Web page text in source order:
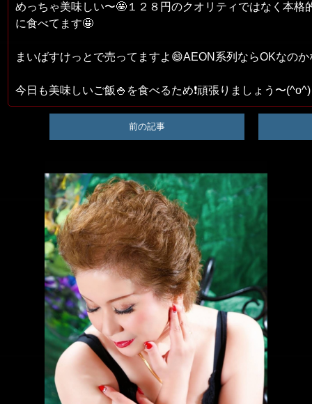
めっちゃ美味しい〜🤩１２８円のクオリティではなく本格
に食べてます🤩
まいばすけっとで売ってますよ😄AEON系列ならOKなの
今日も美味しいご飯🍚を食べるため❗頑張りましょう〜(^o^)
前の記事